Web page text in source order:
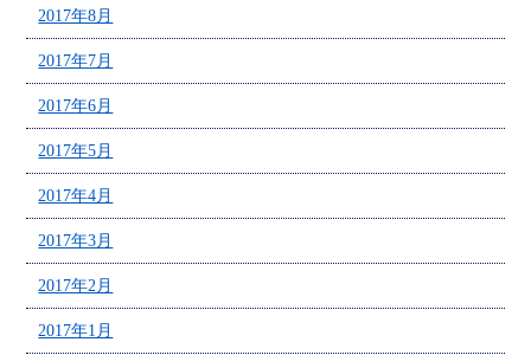
2017年8月
2017年7月
2017年6月
2017年5月
2017年4月
2017年3月
2017年2月
2017年1月